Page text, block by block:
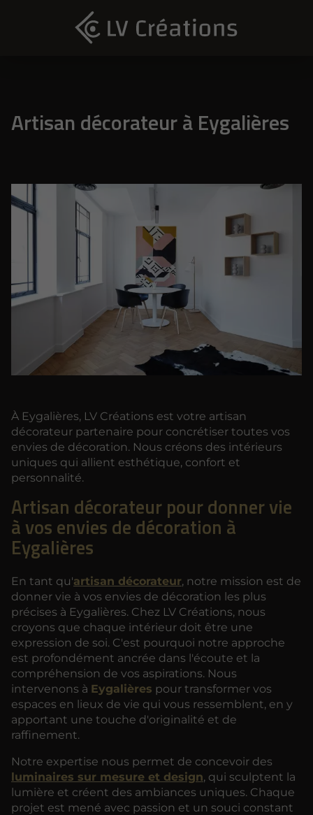
Artisan décorateur à Eygalières
À Eygalières, LV Créations est votre artisan
décorateur partenaire pour concrétiser toutes vos
envies de décoration. Nous créons des intérieurs
uniques qui allient esthétique, confort et
personnalité.
Artisan décorateur pour donner vie
à vos envies de décoration à
Eygalières
En tant qu'artisan décorateur, notre mission est de
donner vie à vos envies de décoration les plus
précises à Eygalières. Chez LV Créations, nous
croyons que chaque intérieur doit être une
expression de soi. C'est pourquoi notre approche
est profondément ancrée dans l'écoute et la
compréhension de vos aspirations. Nous
intervenons à Eygalières pour transformer vos
espaces en lieux de vie qui vous ressemblent, en y
apportant une touche d'originalité et de
raffinement.
Notre expertise nous permet de concevoir des
luminaires sur mesure et design, qui sculptent la
lumière et créent des ambiances uniques. Chaque
projet est mené avec passion et un souci constant